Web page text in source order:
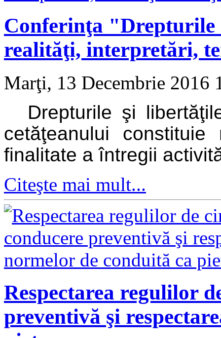
Conferinţa "Drepturile
realităţi, interpretări,
Marţi, 13 Decembrie 2016
Drepturile şi
cetăţeanului
finalitate a întregii
Citeşte mai mult...
Respectarea regulilor
preventivă şi